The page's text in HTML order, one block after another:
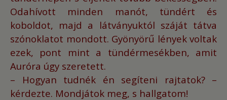
Odahívott minden manót, tündért és
koboldot, majd a látványuktól száját tátva
szónoklatot mondott. Gyönyörű lények voltak
ezek, pont mint a tündérmesékben, amit
Auróra úgy szeretett.
– Hogyan tudnék én segíteni rajtatok? –
kérdezte. Mondjátok meg, s hallgatom!